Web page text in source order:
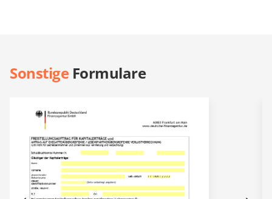
SonstigeFormulare